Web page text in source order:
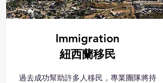
Immigration
紐西蘭移民
過去成功幫助許多人移民，專業團隊將持